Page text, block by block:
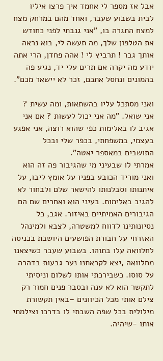
אבל אז מספר לי אחמד איך פרצו איליו
לבית בשבוע שעבר, ואחד מהם במרחק מצח
למצח התגרה בו, "אני גנבתי לפני כחודש
את הטלפון שלך, מה תעשה לי, בוא נראה
אותך גבר ! תרביץ לי ! אהה פחדן, הרי אתה
יודע מה יקרה אם תרים עלי יד, נגיע פה
בהמונים ונחסל אתכם, זכר לא יישאר מכם".
ואני מסתכל עליו בהשתאות, ומה עשית ?
אני שואל. "מה אני יכול לעשות ? אם אני
אגיב לו באלימות כפי שהוא רוצה, אני אפגע
בעצמי, במשפחתי, בכפר שלי ובכל
התושבים במאספר יאטה".
אמרתי לו שבעיני מי שהגיבור פה זה הוא
ואני מוריד הכובע בפניו על אומץ ליבו, על
איתנותו וסבלנותו להישאר שלם ולבחור לא
להגיב באלימות. בעיני הוא ואחרים שם הם
הגיבורים האמיתיים באיזור. אגב, כל
נסיונותינו לדווח למשטרה, לצבא ולמינהל
האזרחי על חבורת הפושעים היושבת בכניסה
לחלוואה עלו בתוהו. בשבוע שעבר כשיצאנו
מחלוואה ,יצא לקראתנו נער גבעות בדהרה
על סוסו. כשבירכתי אותו לשלום וניסיתי
לתקשר הוא לא ענה ובסבר פנים חמור רק
צילם אותי מכל הכיוונים –באין תקשורת
מילולית בכל שפה השבתי לו בדרכו וצילמתי
אותו -שיהיה.